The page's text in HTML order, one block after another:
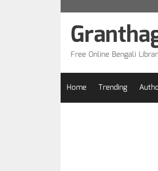
Free Online Bengali
Home Trending